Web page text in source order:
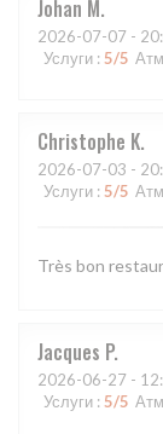
Johan M
2026-07-07 -
Услуги : 5/5
Christophe K
2026-07-03 -
Услуги : 5/5
Très bon
Jacques P
2026-06-27 -
Услуги : 5/5